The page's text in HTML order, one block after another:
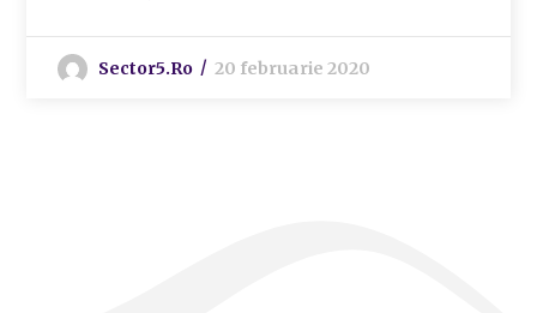
Sector5.ro 20 februarie 2020